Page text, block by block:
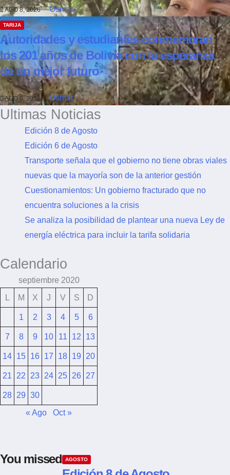
AGO 8, 2026 Osmar
TARIJA
Autoridades y estudiantes conmemoran
los 201 años de Bolivia con la esperanza
de un mejor futuro
AGO 6, 2026 Osmar
Ultimas Noticias
Edición 8 de Agosto
Edición 6 de Agosto
Transporte señala que el gobierno no tiene obras viales
nuevas que la mayoría son de la anterior gestión
Cuestionamientos: Un gobierno fracturado que no
encuentra soluciones a la crisis
Se analiza la posibilidad de plantear una nueva Ley de
energía eléctrica para incluir la tarifa solidaria
Calendario
septiembre 2020
L
M X J V S D
1 2 3 4 5 6
7 8 9 10 11 12 13
14 15 16 17 18 19 20
21 22 23 24 25 26 27
28 29 30
« Ago
Oct »
You missed AGOSTO